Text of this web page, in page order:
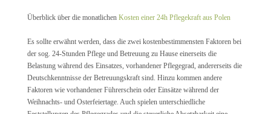
Überblick über die monatlichen Kosten einer 24h Pflegekraft aus Polen
Es sollte erwähnt werden, dass die zwei kostenbestimmensten Faktoren bei
der sog. 24-Stunden Pflege und Betreuung zu Hause einerseits die
Belastung während des Einsatzes, vorhandener Pflegegrad, andererseits die
Deutschkenntnisse der Betreuungskraft sind. Hinzu kommen andere
Faktoren wie vorhandener Führerschein oder Einsätze während der
Weihnachts- und Osterfeiertage. Auch spielen unterschiedliche